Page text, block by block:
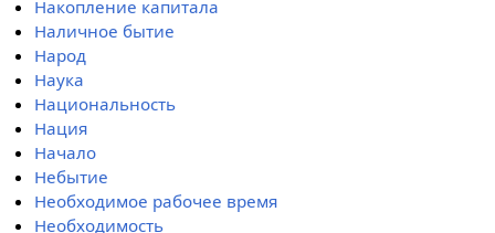
Накопление капитала
Наличное бытие
Народ
Наука
Национальность
Нация
Начало
Небытие
Необходимое рабочее время
Необходимость